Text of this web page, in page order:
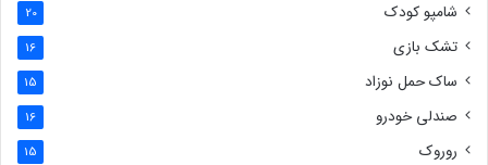
شامپو کودک 20
تشک بازی 16
ساک حمل نوزاد 15
صندلی خودرو 16
روروک 15